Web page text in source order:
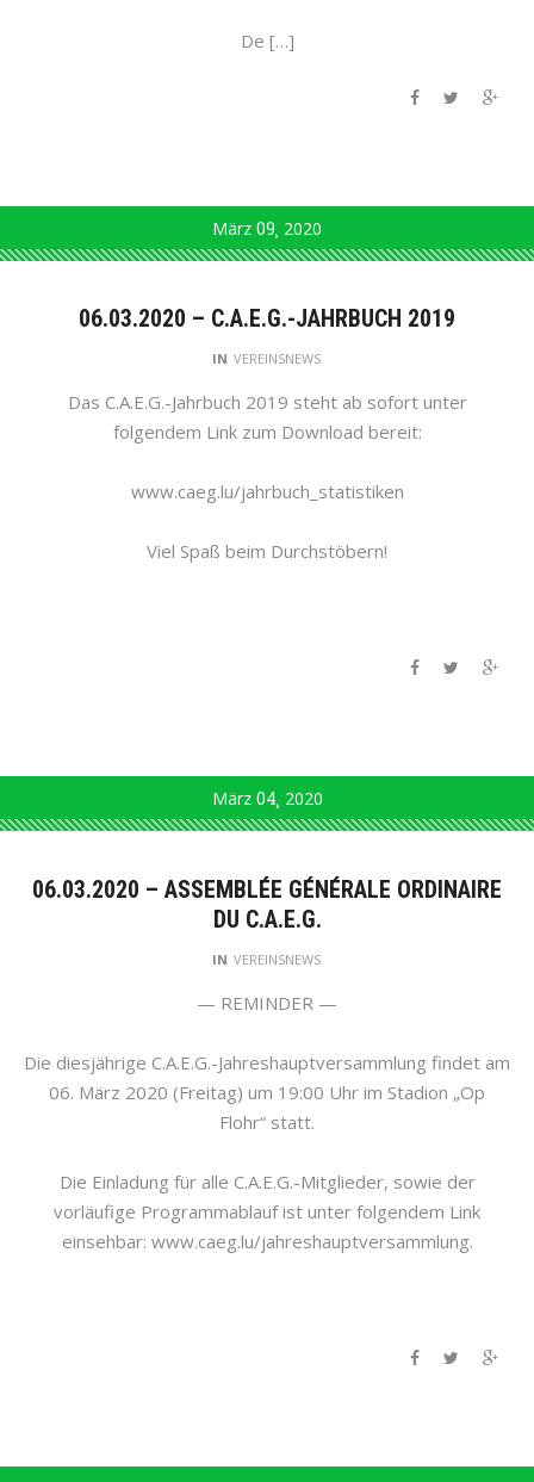
De […]
März 09 2020
06.03.2020 – C.A.E.G.-JAHRBUCH 2019
IN VEREINSNEWS
Das C.A.E.G.-Jahrbuch 2019 steht ab sofort unter
folgendem Link zum Download bereit:
www.caeg.lu/jahrbuch_statistiken
Viel Spaß beim Durchstöbern!
März 04 2020
06.03.2020 – ASSEMBLÉE GÉNÉRALE ORDINAIRE
DU C.A.E.G.
IN VEREINSNEWS
— REMINDER —
Die diesjährige C.A.E.G.-Jahreshauptversammlung findet am
06. März 2020 (Freitag) um 19:00 Uhr im Stadion „Op
Flohr“ statt.
Die Einladung für alle C.A.E.G.-Mitglieder, sowie der
vorläufige Programmablauf ist unter folgendem Link
einsehbar: www.caeg.lu/jahreshauptversammlung.